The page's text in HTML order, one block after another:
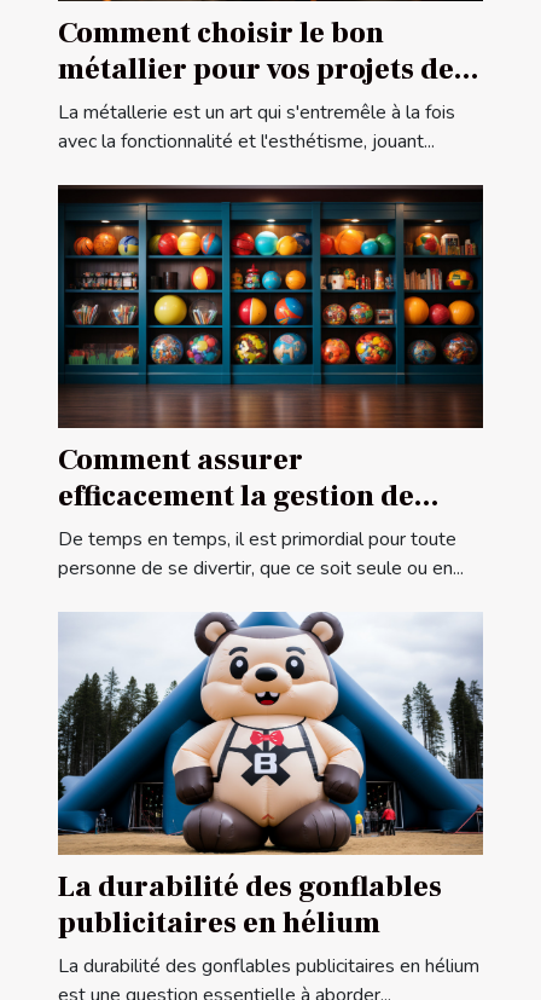
Comment choisir le bon
métallier pour vos projets de
construction ou de rénovation
La métallerie est un art qui s'entremêle à la fois
avec la fonctionnalité et l'esthétisme, jouant...
Comment assurer
efficacement la gestion de
votre centre de ludothèque ?
De temps en temps, il est primordial pour toute
personne de se divertir, que ce soit seule ou en...
La durabilité des gonflables
publicitaires en hélium
La durabilité des gonflables publicitaires en hélium